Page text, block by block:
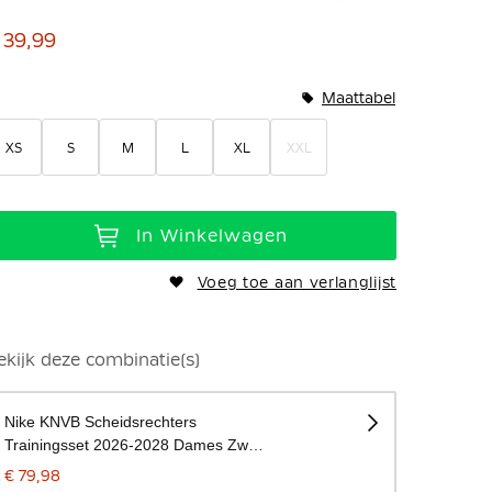
XS S M L XL XXL
Maattabel
In Winkelwagen
Voeg toe aan verlanglijst
deze combinatie(s)
Nike KNVB Scheidsrechters
Trainingsset 2026-2028 Dames Zwart
Wit
€ 79,98